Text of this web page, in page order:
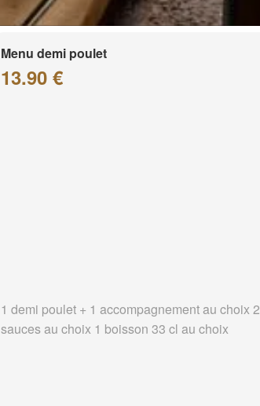
Menu demi poulet
13.90 €
1 demi poulet + 1 accompagnement au choix 2
sauces au choix 1 boisson 33 cl au choix